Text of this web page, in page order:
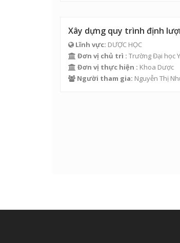
Xây dựng quy trình định
Lĩnh vực: DƯỢC HỌC
Đơn vị chủ trì : Trường Đại học
Đơn vị thực hiện : Khoa Dược
Người tham gia: Nguyễn Thị